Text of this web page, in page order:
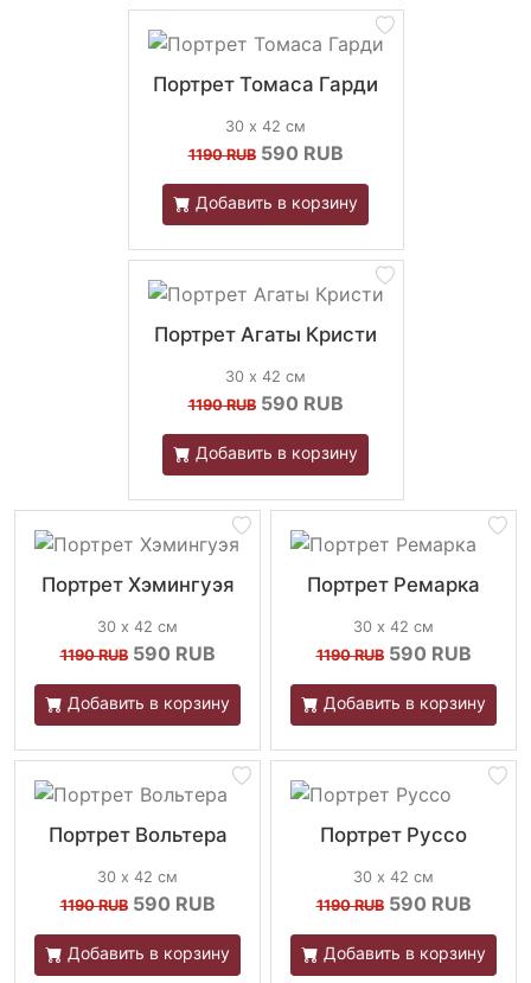
Портрет Томаса Гарди
30 х 42 см
1190 RUB 590 RUB
Добавить в корзину
Портрет Агаты Кристи
30 х 42 см
1190 RUB 590 RUB
Добавить в корзину
Портрет Хэмингуэя
30 х 42 см
1190 RUB 590 RUB
Добавить в корзину
Портрет Ремарка
30 х 42 см
1190 RUB 590 RUB
Добавить в корзину
Портрет Вольтера
30 х 42 см
1190 RUB 590 RUB
Добавить в корзину
Портрет Руссо
30 х 42 см
1190 RUB 590 RUB
Добавить в корзину